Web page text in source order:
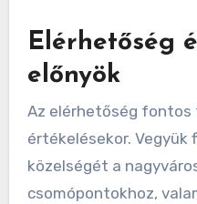
Elérhetőség
előnyök
Az elérhetőség fontos
értékelésekor. Vegyük
közelségét a
csomópontokhoz,